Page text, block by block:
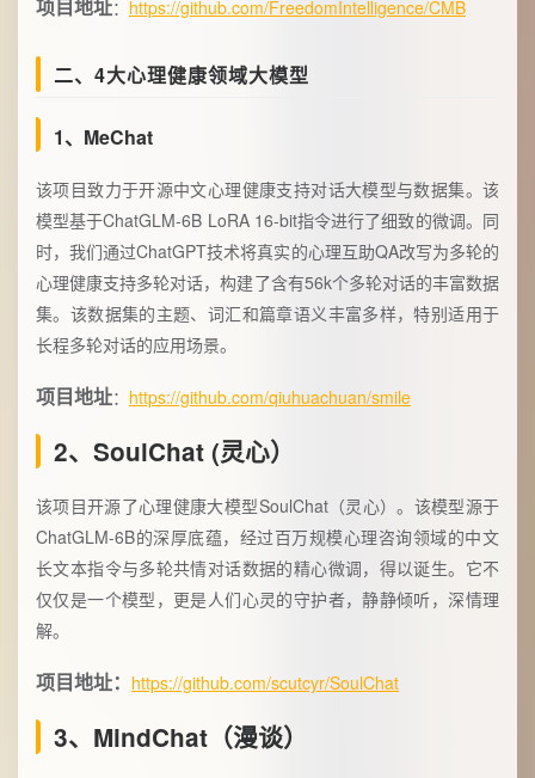
项目地址： https://github.com/FreedomIntelligence/CMB
二、4大心理健康领域大模型
1、MeChat
该项目致力于开源中文心理健康支持对话大模型与数据集。该
模型基于ChatGLM-6B LoRA 16-bit指令进行了细致的微调。同
时，我们通过ChatGPT技术将真实的心理互助QA改写为多轮的
心理健康支持多轮对话，构建了含有56k个多轮对话的丰富数据
集。该数据集的主题、词汇和篇章语义丰富多样，特别适用于
长程多轮对话的应用场景。
项目地址： https://github.com/qiuhuachuan/smile
2、SoulChat (灵心）
该项目开源了心理健康大模型SoulChat（灵心）。该模型源于
ChatGLM-6B的深厚底蕴，经过百万规模心理咨询领域的中文
长文本指令与多轮共情对话数据的精心微调，得以诞生。它不
仅仅是一个模型，更是人们心灵的守护者，静静倾听，深情理
解。
项目地址： https://github.com/scutcyr/SoulChat
3、MindChat（漫谈）